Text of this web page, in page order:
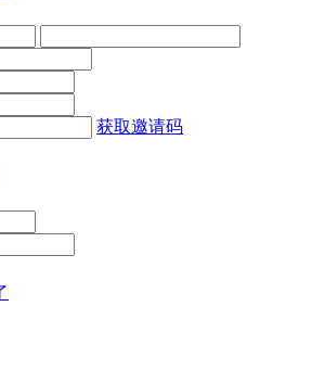
获取邀请码